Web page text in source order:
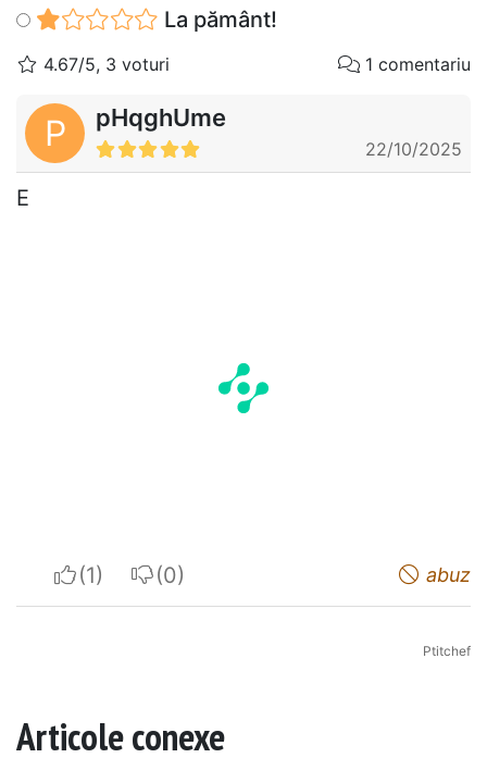
La pământ!
4.67/5, 3 voturi 1 comentariu
P pHqghUme
22/10/2025
E
I apreciateI do not appreciate abuz
Ptitchef
Articole conexe